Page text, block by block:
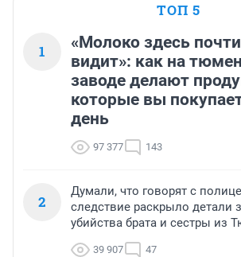
ТОП 5
1
«Молоко здесь
видит»: как на
заводе делают
которые вы
день
97 377 143
2
Думали, что говорят с
следствие раскрыло детали
убийства брата и сестры из
39 907 47